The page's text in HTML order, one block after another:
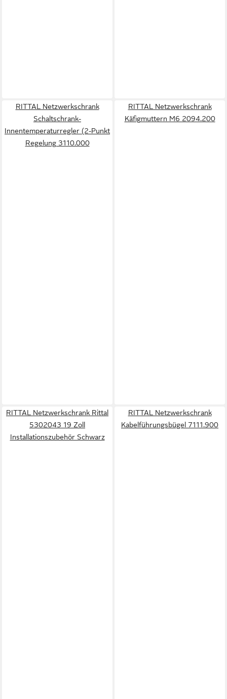
RITTAL Netzwerkschrank
Schaltschrank-
Innentemperaturregler (2-Punkt
Regelung 3110.000
RITTAL Netzwerkschrank
Käfigmuttern M6 2094.200
RITTAL Netzwerkschrank Rittal
5302043 19 Zoll
Installationszubehör Schwarz
RITTAL Netzwerkschrank
Kabelführungsbügel 7111.900